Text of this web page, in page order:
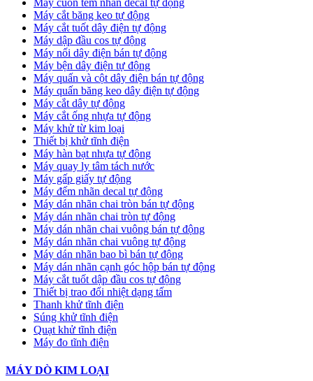
Máy cuốn tem nhãn decal tự động
Máy cắt băng keo tự động
Máy cắt tuốt dây điện tự động
Máy dập đầu cos tự động
Máy nối dây điện bán tự động
Máy bện dây điện tự động
Máy quấn và cột dây điện bán tự động
Máy quấn băng keo dây điện tự động
Máy cắt dây tự động
Máy cắt ống nhựa tự động
Máy khử từ kim loại
Thiết bị khử tĩnh điện
Máy hàn bạt nhựa tự động
Máy quay ly tâm tách nước
Máy gấp giấy tự động
Máy đếm nhãn decal tự động
Máy dán nhãn chai tròn bán tự động
Máy dán nhãn chai tròn tự động
Máy dán nhãn chai vuông bán tự động
Máy dán nhãn chai vuông tự động
Máy dán nhãn bao bì bán tự động
Máy dán nhãn cạnh góc hộp bán tự động
Máy cắt tuốt dập đầu cos tự động
Thiết bị trao đổi nhiệt dạng tấm
Thanh khử tĩnh điện
Súng khử tĩnh điện
Quạt khử tĩnh điện
Máy đo tĩnh điện
MÁY DÒ KIM LOẠI